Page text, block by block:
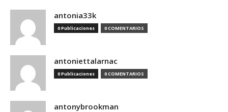
antonia33k
0 Publicaciones 0 COMENTARIOS
antoniettalarnac
0 Publicaciones 0 COMENTARIOS
antonybrookman